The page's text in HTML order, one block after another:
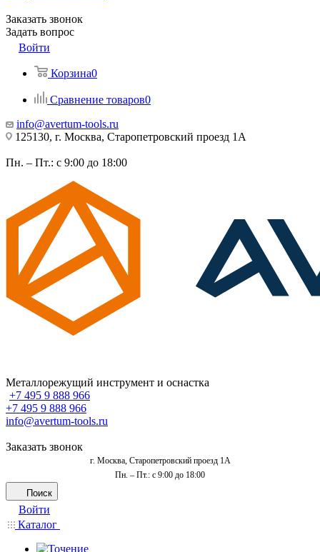
Заказать звонок
Задать вопрос
Войти
Корзина0
Сравнение товаров0
info@avertum-tools.ru
125130, г. Москва, Старопетровский проезд 1А
Пн. – Пт.: с 9:00 до 18:00
Металлорежущий инструмент и оснастка
+7 495 9 888 966
+7 495 9 888 966
info@avertum-tools.ru
Заказать звонок
г. Москва, Старопетровский проезд 1А
Пн. – Пт.: с 9:00 до 18:00
Поиск
Войти
Каталог